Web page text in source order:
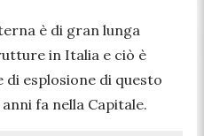
è di gran lunga
in Italia e ciò è
di esplosione di questo
fa nella Capitale.